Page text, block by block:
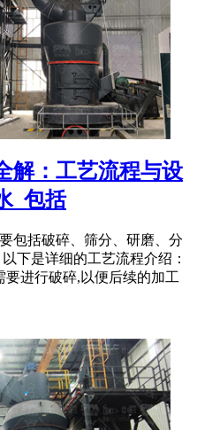
解：工艺流程与设
_包括
包括破碎、筛分、研磨、分
下是详细的工艺流程介绍：
要进行破碎,以便后续的加工